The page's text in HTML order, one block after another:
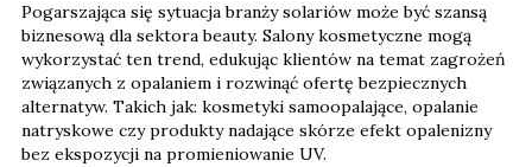
Pogarszająca się sytuacja branży solariów może być szansą
biznesową dla sektora beauty. Salony kosmetyczne mogą
wykorzystać ten trend, edukując klientów na temat zagrożeń
związanych z opalaniem i rozwinąć ofertę bezpiecznych
alternatyw. Takich jak: kosmetyki samoopalające, opalanie
natryskowe czy produkty nadające skórze efekt opalenizny
bez ekspozycji na promieniowanie UV.